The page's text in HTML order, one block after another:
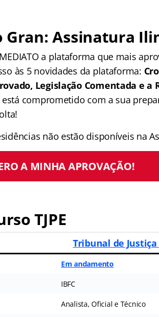
Gran: Assinatura
a plataforma que mais
às 5 novidades da plataforma:
Legislação Comentada e
comprometido com a sua
não estão disponíveis na
A MINHA APROVAÇÃO!
TJPE
Tribunal de
Em andamento
IBFC
Analista, Oficial e Técnico